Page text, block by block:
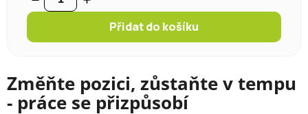
Přidat do košíku
Změňte pozici, zůstaňte v tempu
- práce se přizpůsobí